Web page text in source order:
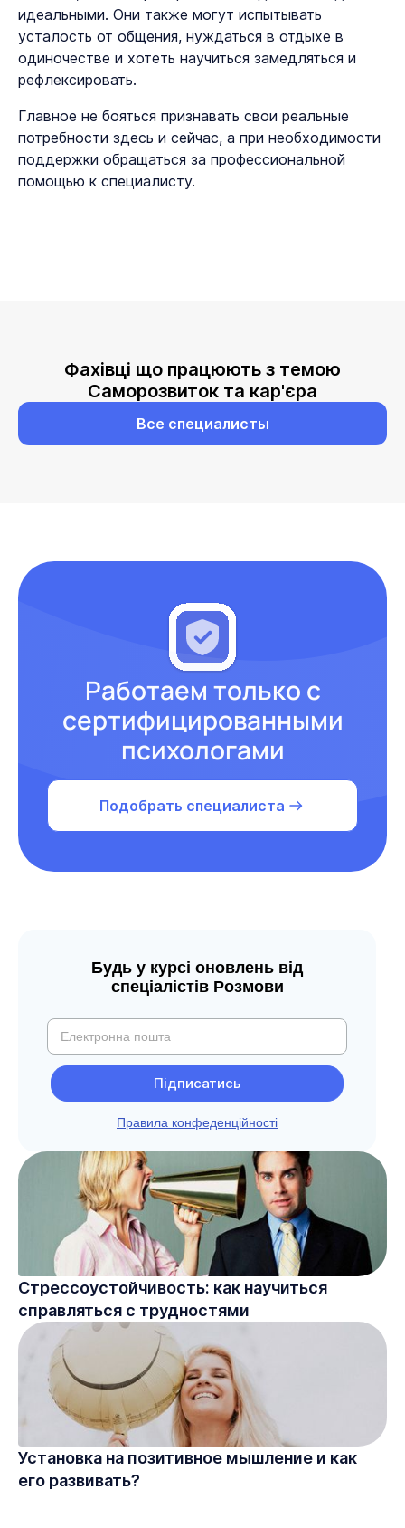
идеальными. Они также могут испытывать
усталость от общения, нуждаться в отдыхе в
одиночестве и хотеть научиться замедляться и
рефлексировать.
Главное не бояться признавать свои реальные
потребности здесь и сейчас, а при необходимости
поддержки обращаться за профессиональной
помощью к специалисту.
Фахівці що працюють з темою
Саморозвиток та кар'єра
Все специалисты
Работаем только с
сертифицированными
психологами
Подобрать специалиста
Будь у курсі оновлень від
спеціалістів Розмови
Правила конфеденційності
Стрессоустойчивость: как научиться
справляться с трудностями
Установка на позитивное мышление и как
его развивать?